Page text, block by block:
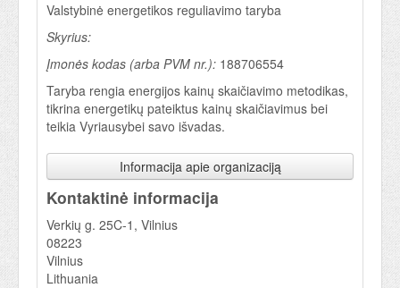
Valstybinė energetikos reguliavimo taryba
Skyrius:
Įmonės kodas (arba PVM nr.): 188706554
Taryba rengia energijos kainų skaičiavimo metodikas,
tikrina energetikų pateiktus kainų skaičiavimus bei
teikia Vyriausybei savo išvadas.
Informacija apie organizaciją
Kontaktinė informacija
Verkių g. 25C-1, Vilnius
08223
Vilnius
Lithuania